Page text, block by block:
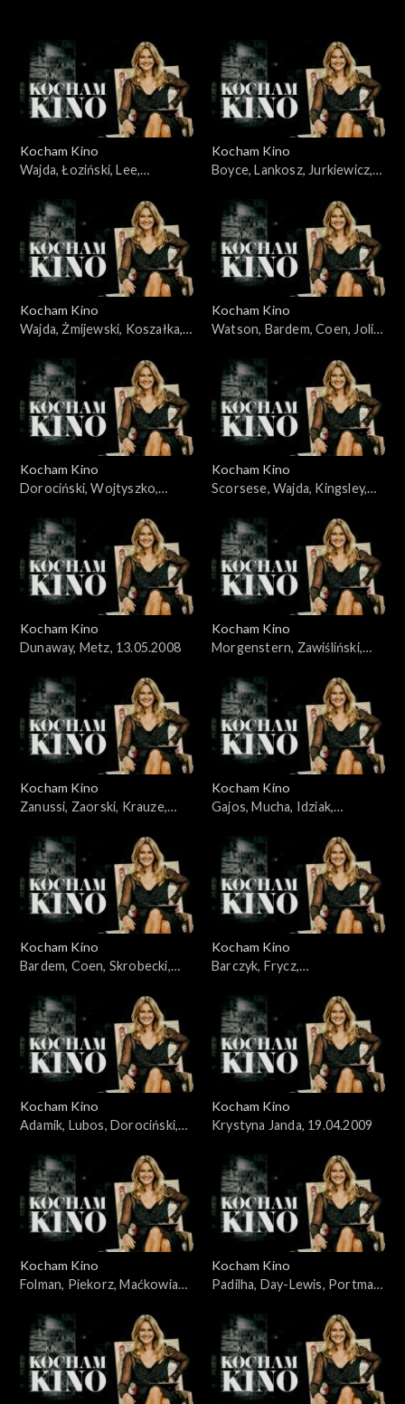
Kocham Kino
Wajda, Łoziński, Lee,
Kocham Kino
Boyce, Lankosz, Jurkiewicz,
03.06.2008
Kocham Kino
Wajda, Żmijewski, Koszałka,
Kocham Kino
Watson, Bardem, Coen, Jolie,
Kocham Kino
Dorociński, Wojtyszko,
Kocham Kino
Scorsese, Wajda, Kingsley,
Kocham Kino
Dunaway, Metz, 13.05.2008
Kocham Kino
Morgenstern, Zawiśliński,
Kocham Kino
Zanussi, Zaorski, Krauze,
Kocham Kino
Gajos, Mucha, Idziak,
Kocham Kino
Bardem, Coen, Skrobecki,
Kocham Kino
Barczyk, Frycz,
04.11.2008
Kocham Kino
Adamik, Lubos, Dorociński,
Kocham Kino
Krystyna Janda, 19.04.2009
Kocham Kino
Folman, Piekorz, Maćkowiak,
Kocham Kino
Padilha, Day-Lewis, Portman,